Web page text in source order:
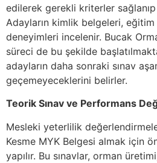
edilerek gerekli kriterler sağlanıp
Adayların kimlik belgeleri,
deneyimleri incelenir. Bucak
süreci de bu şekilde
adayların daha sonraki sınav
geçemeyeceklerini belirler.
Teorik Sınav ve Performans
Mesleki yeterlilik
Kesme MYK Belgesi almak için
yapılır. Bu sınavlar, orman